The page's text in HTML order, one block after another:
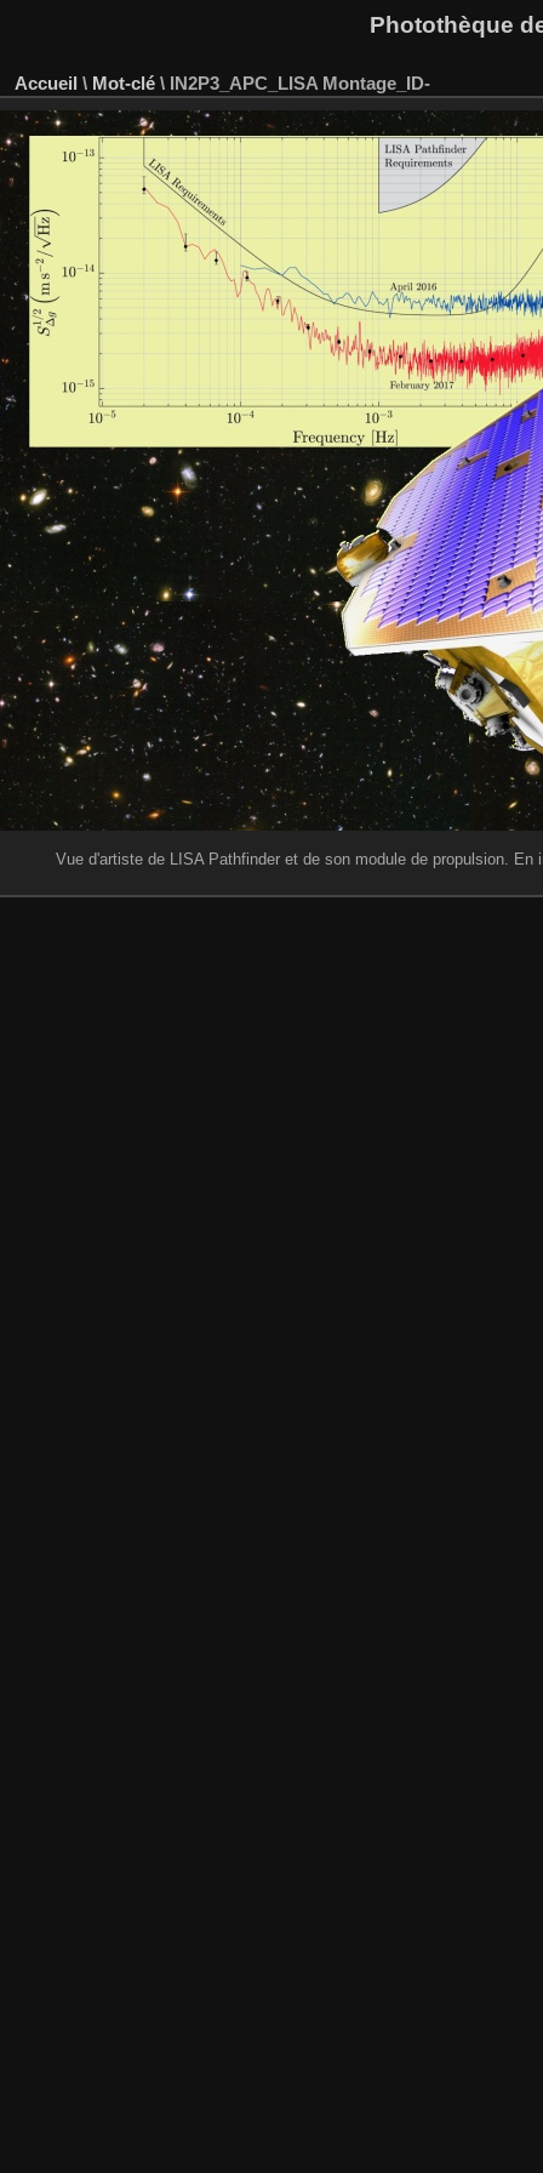
Photothèque
Accueil \ Mot-clé \ IN2P3_APC_LISA Montage_ID-
Vue d'artiste de LISA Pathfinder et de son module de propulsion.